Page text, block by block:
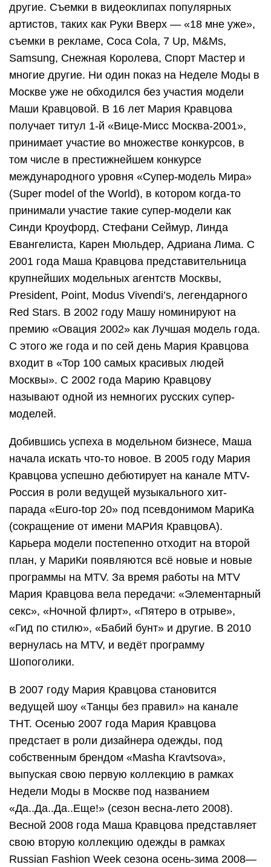
другие. Съемки в видеоклипах популярных
артистов, таких как Руки Вверх — «18 мне уже»,
съемки в рекламе, Coca Cola, 7 Up, M&Ms,
Samsung, Снежная Королева, Спорт Мастер и
многие другие. Ни один показ на Неделе Моды в
Москве уже не обходился без участия модели
Маши Кравцовой. В 16 лет Мария Кравцова
получает титул 1-й «Вице-Мисс Москва-2001»,
принимает участие во множестве конкурсов, в
том числе в престижнейшем конкурсе
международного уровня «Супер-модель Мира»
(Super model of the World), в котором когда-то
принимали участие такие супер-модели как
Синди Кроуфорд, Стефани Сеймур, Линда
Евангелиста, Карен Мюльдер, Адриана Лима. С
2001 года Маша Кравцова представительница
крупнейших модельных агентств Москвы,
President, Point, Modus Vivendi’s, легендарного
Red Stars. В 2002 году Машу номинируют на
премию «Овация 2002» как Лучшая модель года.
С этого же года и по сей день Мария Кравцова
входит в «Top 100 самых красивых людей
Москвы». С 2002 года Марию Кравцову
называют одной из немногих русских супер-
моделей.
Добившись успеха в модельном бизнесе, Маша
начала искать что-то новое. В 2005 году Мария
Кравцова успешно дебютирует на канале MTV-
Россия в роли ведущей музыкального хит-
парада «Euro-top 20» под псевдонимом МариКа
(сокращение от имени МАРИя КравцовА).
Карьера модели постепенно отходит на второй
план, у МариКи появляются всё новые и новые
программы на MTV. За время работы на MTV
Мария Кравцова вела передачи: «Элементарный
секс», «Ночной флирт», «Пятеро в отрыве»,
«Гид по стилю», «Бабий бунт» и другие. В 2010
вернулась на MTV, и ведёт программу
Шопоголики.
В 2007 году Мария Кравцова становится
ведущей шоу «Танцы без правил» на канале
ТНТ. Осенью 2007 года Мария Кравцова
предстает в роли дизайнера одежды, под
собственным брендом «Masha Kravtsova»,
выпуская свою первую коллекцию в рамках
Недели Моды в Москве под названием
«Да..Да..Да..Еще!» (сезон весна-лето 2008).
Весной 2008 года Маша Кравцова представляет
свою вторую коллекцию одежды в рамках
Russian Fashion Week сезона осень-зима 2008—